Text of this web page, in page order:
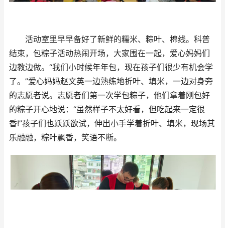
活动室里早早备好了新鲜的糯米、粽叶、棉线。科普
结束，包粽子活动热闹开场，大家围在一起，爱心妈妈们
边教边做。“我们小时候年年包，现在孩子们很少有机会学
了。”爱心妈妈赵文英一边熟练地折叶、填米，一边对身旁
的志愿者说。志愿者们第一次学包粽子，他们拿着刚包好
的粽子开心地说：“虽然样子不太好看，但吃起来一定很
香!”孩子们也跃跃欲试，伸出小手学着折叶、填米，现场其
乐融融，粽叶飘香，笑语不断。